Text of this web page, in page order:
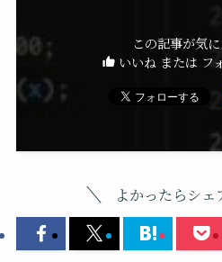
この記事が気
いいね または フ
よかったらシェ